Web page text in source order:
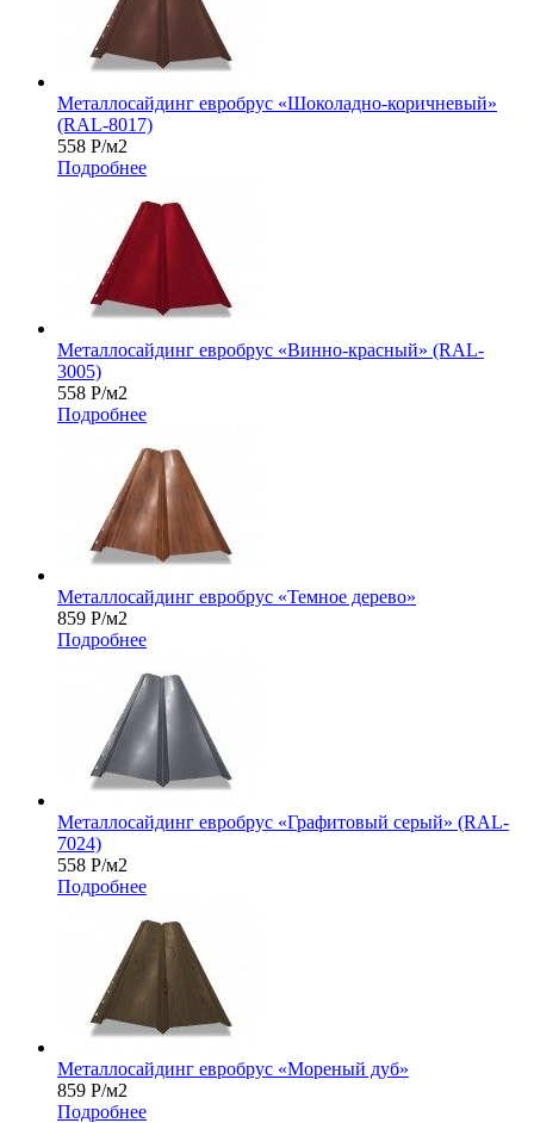
Металлосайдинг евробрус «Шоколадно-коричневый»
(RAL-8017)
558 Р/м2
Подробнее
Металлосайдинг евробрус «Винно-красный» (RAL-
3005)
558 Р/м2
Подробнее
Металлосайдинг евробрус «Темное дерево»
859 Р/м2
Подробнее
Металлосайдинг евробрус «Графитовый серый» (RAL-
7024)
558 Р/м2
Подробнее
Металлосайдинг евробрус «Мореный дуб»
859 Р/м2
Подробнее